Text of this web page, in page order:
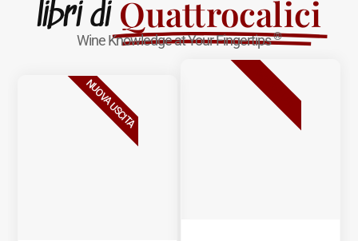
libri di Quattrocalici
Wine Knowledge at Your Fingertips®
NUOVA USCITA BESTSELLER